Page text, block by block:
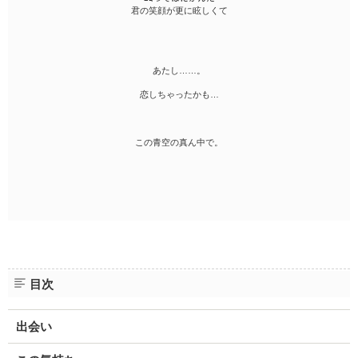
君の笑顔が更に眩しくて
あたし……。
恋しちゃったかも…
この青空の真ん中で。
目次
出会い